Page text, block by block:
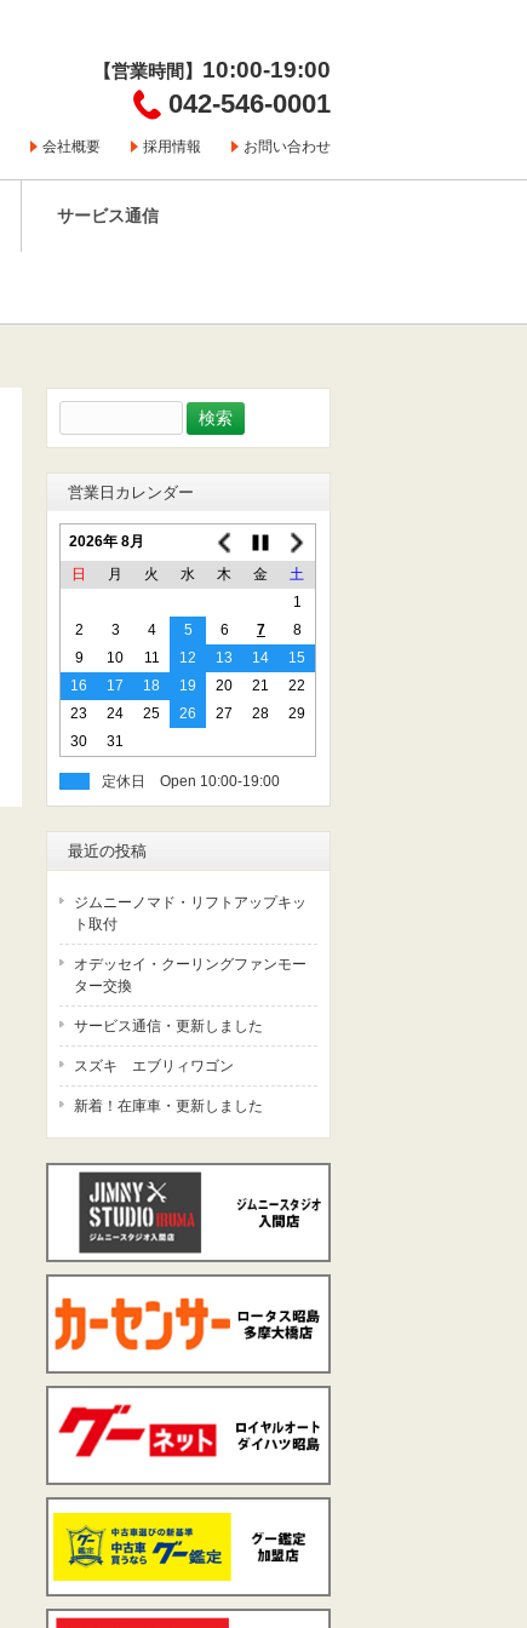
【営業時間】 10:00-19:00
042-546-0001
会社概要 採用情報 お問い合わせ
サービス通信
索:
営業日カレンダー
2026年 8月
日
月 火 水 木 金
土
1
2
3 4 5 6 7
8
9
10 11 12 13 14
15
16
17 18 19 20 21
22
23
24 25 26 27 28
29
30
31
定休日
最近の投稿
ジムニーノマド・リフトアップキッ
ト取付
オデッセイ・クーリングファンモー
ター交換
サービス通信・更新しました
スズキ エブリィワゴン
新着！在庫車・更新しました